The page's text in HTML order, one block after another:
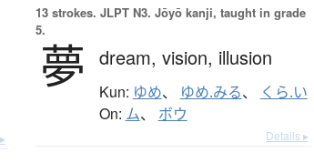
13 strokes. JLPT N3. Jōyō kanji, taught in grade
5.
夢 dream, vision, illusion
Kun: ゆめ、 ゆめ.みる、 くら.い
On: ム、 ボウ
Details ▸